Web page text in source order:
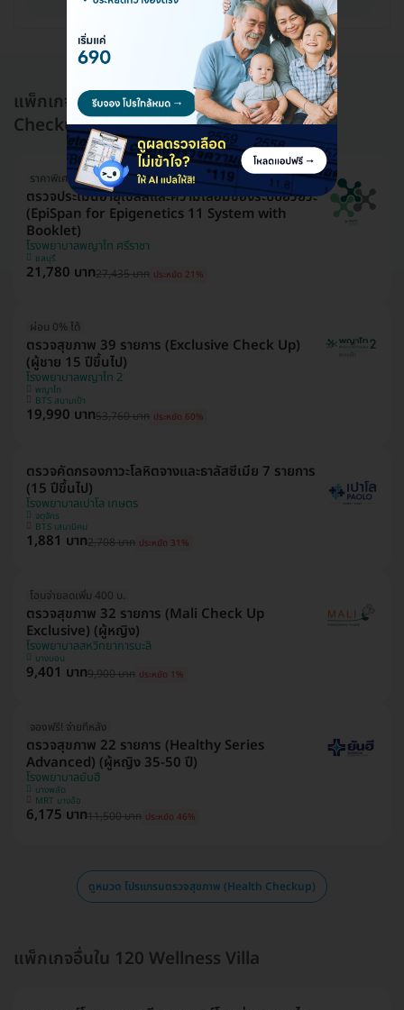
แพ็กเกจอื่นใน โปรแกรมตรวจสุขภาพ (Health
Checkup)
ราคาพิเศษถึง 16 ส.ค. เท่านั้น
ตรวจประเมินอายุเซลล์และความเสื่อมของระบบอวัยวะ
(EpiSpan for Epigenetics 11 System with
Booklet)
โรงพยาบาลพญาไท ศรีราชา
ชลบุรี
21,780 บาท27,435 บาท ประหยัด 21%
ผ่อน 0% ได้
ตรวจสุขภาพ 39 รายการ (Exclusive Check Up)
(ผู้ชาย 15 ปีขึ้นไป)
โรงพยาบาลพญาไท 2
พญาไท
BTS สนามเป้า
19,990 บาท53,760 บาท ประหยัด 60%
ตรวจคัดกรองภาวะโลหิตจางและธาลัสซีเมีย 7 รายการ
(15 ปีขึ้นไป)
โรงพยาบาลเปาโล เกษตร
จตุจักร
BTS เสนานิคม
1,881 บาท2,708 บาท ประหยัด 31%
โอนจ่ายลดเพิ่ม 400 บ.
ตรวจสุขภาพ 32 รายการ (Mali Check Up
Exclusive) (ผู้หญิง)
โรงพยาบาลสหวิทยาการมะลิ
บางบอน
9,401 บาท9,900 บาท ประหยัด 1%
จองฟรี! จ่ายทีหลัง
ตรวจสุขภาพ 22 รายการ (Healthy Series
Advanced) (ผู้หญิง 35-50 ปี)
โรงพยาบาลยันฮี
บางพลัด
MRT บางอ้อ
6,175 บาท11,500 บาท ประหยัด 46%
ดูหมวด โปรแกรมตรวจสุขภาพ (Health Checkup)
แพ็กเกจอื่นใน 120 Wellness Villa